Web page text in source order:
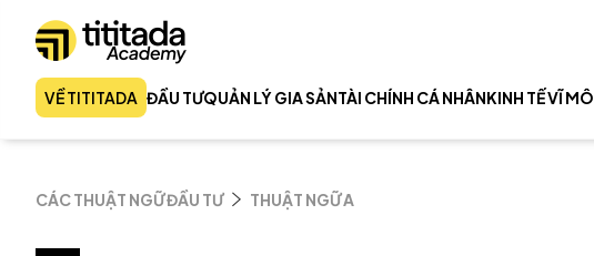
VỀ TITITADA ĐẦU TƯQUẢN LÝ GIA SẢNTÀI CHÍNH CÁ NHÂNKINH TẾ VĨ MÔ
CÁC THUẬT NGỮ ĐẦU TƯ THUẬT NGỮ A